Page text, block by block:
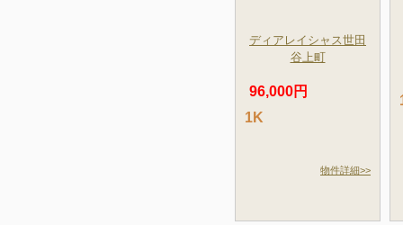
ディアレイシャス世田
谷上町
96,000円
1K
物件詳細>>